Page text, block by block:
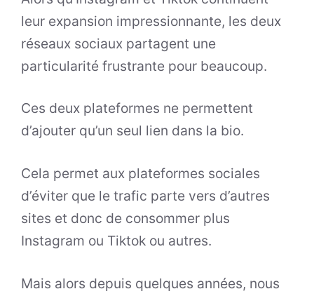
leur expansion impressionnante, les deux
réseaux sociaux partagent une
particularité frustrante pour beaucoup.
Ces deux plateformes ne permettent
d’ajouter qu’un seul lien dans la bio.
Cela permet aux plateformes sociales
d’éviter que le trafic parte vers d’autres
sites et donc de consommer plus
Instagram ou Tiktok ou autres.
Mais alors depuis quelques années, nous